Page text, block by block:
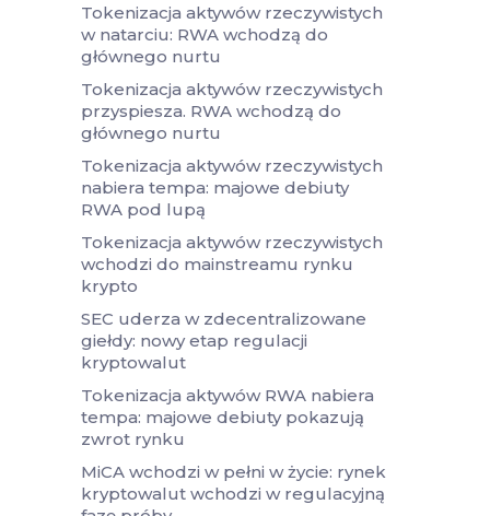
Tokenizacja aktywów rzeczywistych
w natarciu: RWA wchodzą do
głównego nurtu
Tokenizacja aktywów rzeczywistych
przyspiesza. RWA wchodzą do
głównego nurtu
Tokenizacja aktywów rzeczywistych
nabiera tempa: majowe debiuty
RWA pod lupą
Tokenizacja aktywów rzeczywistych
wchodzi do mainstreamu rynku
krypto
SEC uderza w zdecentralizowane
giełdy: nowy etap regulacji
kryptowalut
Tokenizacja aktywów RWA nabiera
tempa: majowe debiuty pokazują
zwrot rynku
MiCA wchodzi w pełni w życie: rynek
kryptowalut wchodzi w regulacyjną